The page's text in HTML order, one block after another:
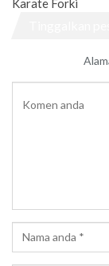
Karate Forki